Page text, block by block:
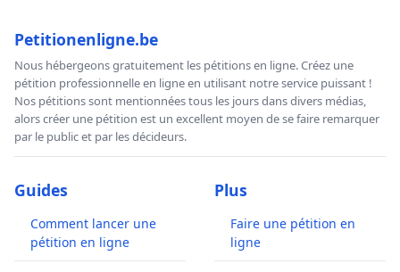
Petitionenligne.be
Nous hébergeons gratuitement les pétitions en ligne. Créez une
pétition professionnelle en ligne en utilisant notre service puissant !
Nos pétitions sont mentionnées tous les jours dans divers médias,
alors créer une pétition est un excellent moyen de se faire remarquer
par le public et par les décideurs.
Guides
Comment lancer une
pétition en ligne
Plus
Faire une pétition en
ligne